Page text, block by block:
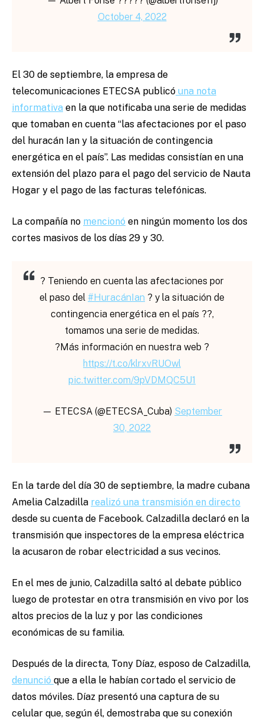
October 4, 2022
El 30 de septiembre, la empresa de
telecomunicaciones ETECSA publicó una nota
informativa en la que notificaba una serie de medidas
que tomaban en cuenta “las afectaciones por el paso
del huracán Ian y la situación de contingencia
energética en el país”. Las medidas consistían en una
extensión del plazo para el pago del servicio de Nauta
Hogar y el pago de las facturas telefónicas.
La compañía no mencionó en ningún momento los dos
cortes masivos de los días 29 y 30.
? Teniendo en cuenta las afectaciones por
el paso del #HuracánIan ? y la situación de
contingencia energética en el país ??,
tomamos una serie de medidas.
?Más información en nuestra web ?
https://t.co/klrxvRUOwl
pic.twitter.com/9pVDMQC5U1
— ETECSA (@ETECSA_Cuba) September
30, 2022
En la tarde del día 30 de septiembre, la madre cubana
Amelia Calzadilla realizó una transmisión en directo
desde su cuenta de Facebook. Calzadilla declaró en la
transmisión que inspectores de la empresa eléctrica
la acusaron de robar electricidad a sus vecinos.
En el mes de junio, Calzadilla saltó al debate público
luego de protestar en otra transmisión en vivo por los
altos precios de la luz y por las condiciones
económicas de su familia.
Después de la directa, Tony Díaz, esposo de Calzadilla,
denunció que a ella le habían cortado el servicio de
datos móviles. Díaz presentó una captura de su
celular que, según él, demostraba que su conexión